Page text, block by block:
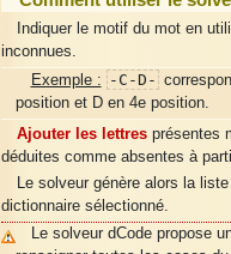
Indiquer le motif du mot en
inconnues.
Exemple :
-C-D-
position et D en 4e position.
Ajouter les lettresprésentes
déduites comme absentes à
Le solveur génère alors la
dictionnaire sélectionné.
Le solveur dCode propose